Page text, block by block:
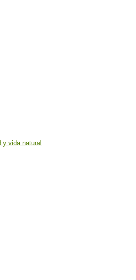
y vida natural